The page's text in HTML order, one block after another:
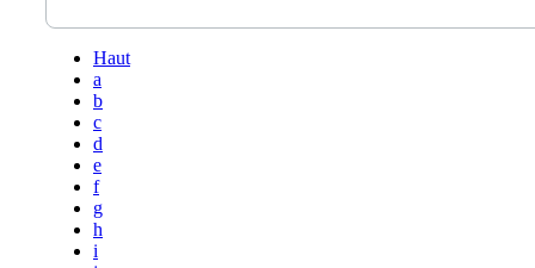
Haut
a
b
c
d
e
f
g
h
i